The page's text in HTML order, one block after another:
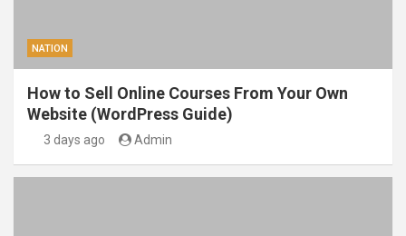
NATION
How to Sell Online Courses From Your Own
Website (WordPress Guide)
3 days ago Admin